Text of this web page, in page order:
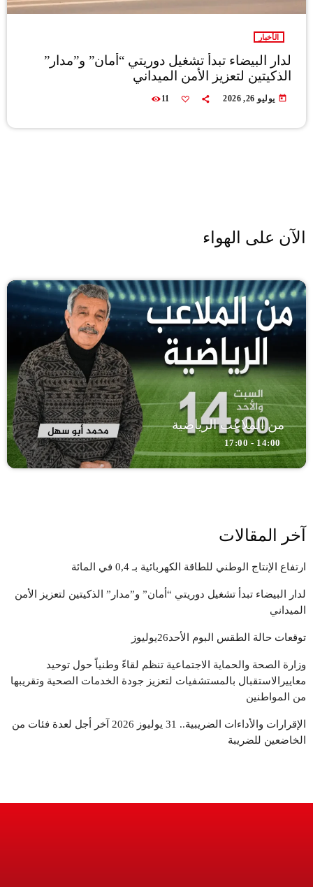
الأخبار
لدار البيضاء تبدأ تشغيل دوريتي “أمان” و”مدار”
الذكيتين لتعزيز الأمن الميداني
today يوليو 26, 2026 11
الآن على الهواء
من الملاعب الرياضية
14:00 - 17:00
آخر المقالات
ارتفاع الإنتاج الوطني للطاقة الكهربائية بـ 0,4 في المائة
لدار البيضاء تبدأ تشغيل دوريتي “أمان” و”مدار” الذكيتين لتعزيز الأمن
الميداني
توقعات حالة الطقس البوم الأحد26يوليوز
وزارة الصحة والحماية الاجتماعية تنظم لقاءً وطنياً حول توحيد
معاييرالاستقبال بالمستشفيات لتعزيز جودة الخدمات الصحية وتقريبها
من المواطنين
الإقرارات والأداءات الضريبية.. 31 يوليوز 2026 آخر أجل لعدة فئات من
الخاضعين للضريبة